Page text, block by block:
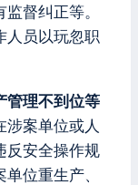
督纠正等。
人员以玩忽职
管理不到位等
涉案单位或人
反安全操作规
位重生产、